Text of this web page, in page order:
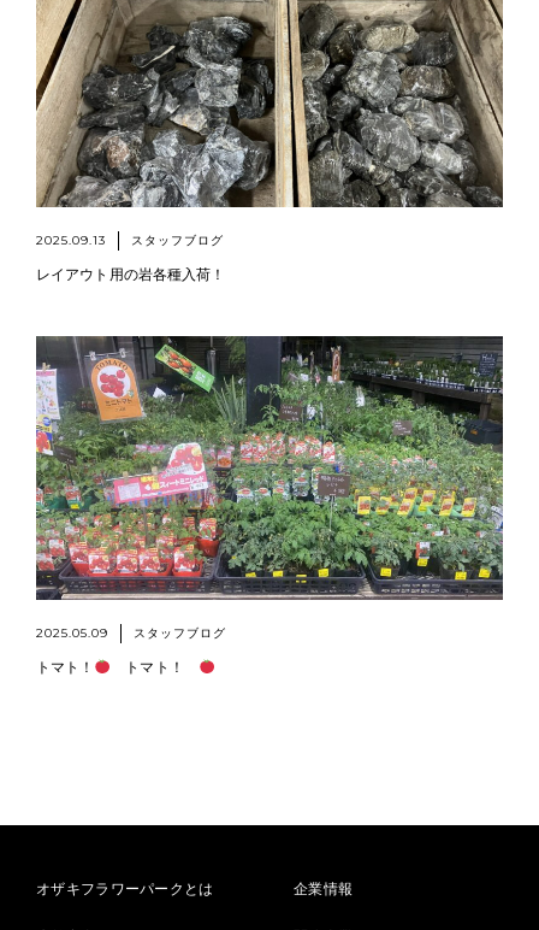
2025.09.13 スタッフブログ
レイアウト用の岩各種入荷！
2025.05.09 スタッフブログ
トマト！ トマト！
オザキフラワーパークとは 企業情報